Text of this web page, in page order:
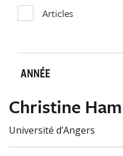
Articles
ANNÉE
Christine
Université d’Angers